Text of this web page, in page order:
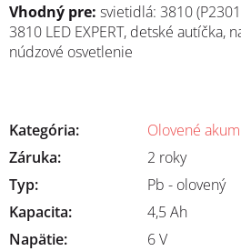
Vhodný pre: svietidlá: 3810
3810 LED EXPERT, detské autíčka,
núdzové osvetlenie
Kategória:
Olovené
Záruka:
2 roky
Typ:
Pb - olovený
Kapacita:
4,5 Ah
Napätie:
6 V